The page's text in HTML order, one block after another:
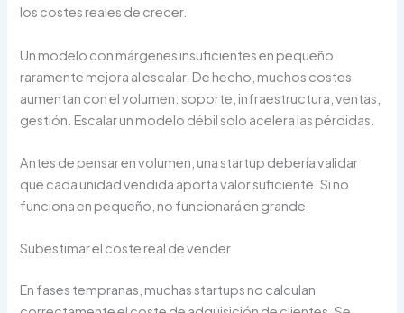
los costes reales de crecer.
Un modelo con márgenes insuficientes en pequeño
raramente mejora al escalar. De hecho, muchos costes
aumentan con el volumen: soporte, infraestructura, ventas,
gestión. Escalar un modelo débil solo acelera las pérdidas.
Antes de pensar en volumen, una startup debería validar
que cada unidad vendida aporta valor suficiente. Si no
funciona en pequeño, no funcionará en grande.
Subestimar el coste real de vender
En fases tempranas, muchas startups no calculan